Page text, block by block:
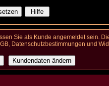
Sie als Kunde angemeldet sein.
Datenschutzbestimmungen und